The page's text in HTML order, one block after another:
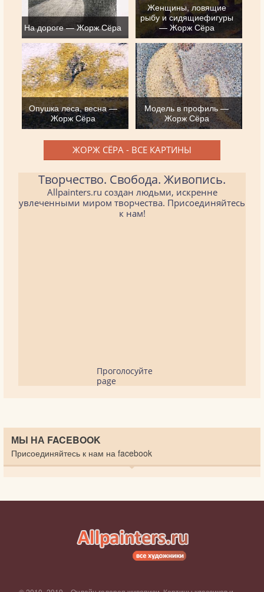
На дороге — Жорж Сёра
Женщины, ловящие
рыбу и сидящиефигуры
— Жорж Сёра
Опушка леса, весна —
Жорж Сёра
Модель в профиль —
Жорж Сёра
ЖОРЖ СЁРА - ВСЕ КАРТИНЫ
Творчество. Свобода. Живопись.
Allpainters.ru создан людьми, искренне
увлеченными миром творчества. Присоединяйтесь
к нам!
Проголосуйте
page
МЫ НА FACEBOOK
Присоединяйтесь к нам на facebook